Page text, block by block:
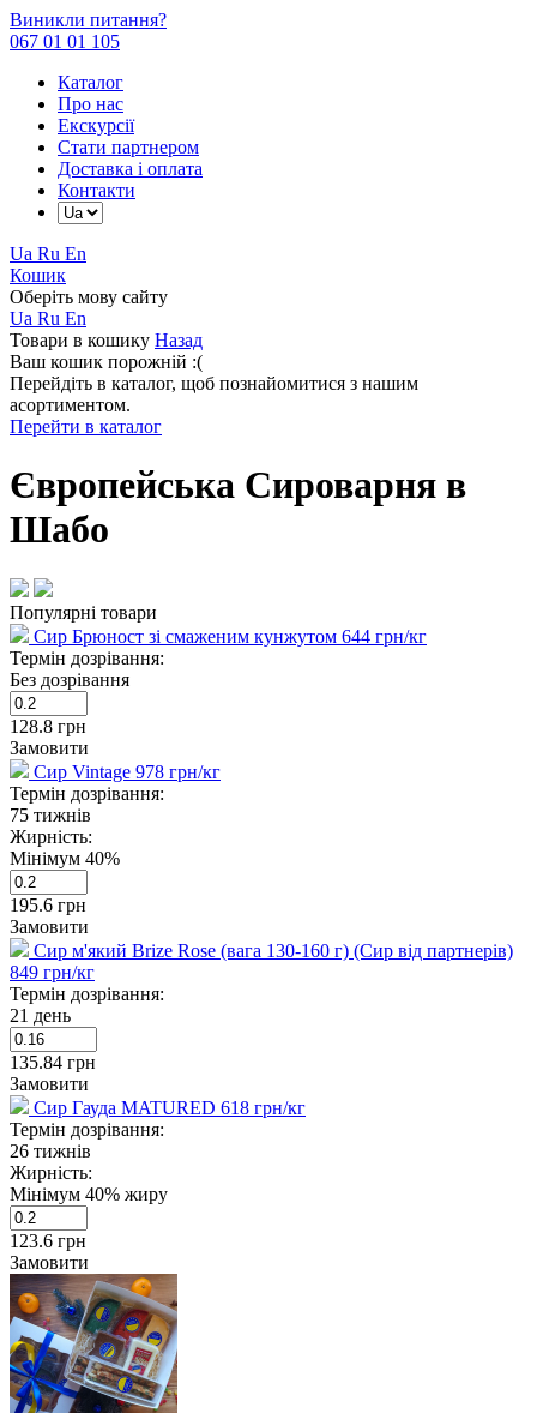
Виникли питання?
067 01 01 105
Каталог
Про нас
Екскурсії
Стати партнером
Доставка і оплата
Контакти
Ua Ru En
Кошик
Оберіть мову сайту
Ua Ru En
Товари в кошику Назад
Ваш кошик порожній :(
Перейдіть в каталог, щоб познайомитися з нашим
асортиментом.
Перейти в каталог
Європейська Сироварня в
Шабо
Популярні товари
Сир Брюност зі смаженим кунжутом 644 грн/кг
Термін дозрівання:
Без дозрівання
128.8 грн
Замовити
Сир Vintage 978 грн/кг
Термін дозрівання:
75 тижнів
Жирність:
Мінімум 40%
195.6 грн
Замовити
Сир м'який Brize Rose (вага 130-160 г) (Сир від партнерів)
849 грн/кг
Термін дозрівання:
21 день
135.84 грн
Замовити
Сир Гауда MATURED 618 грн/кг
Термін дозрівання:
26 тижнів
Жирність:
Мінімум 40% жиру
123.6 грн
Замовити